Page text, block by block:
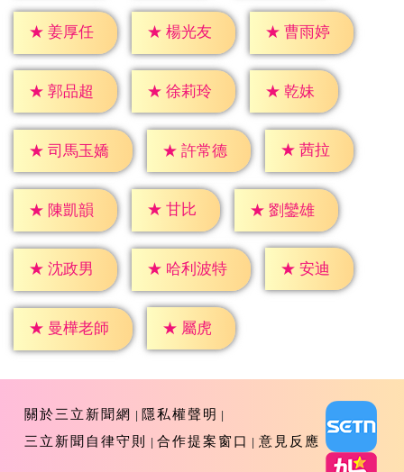
★ 姜厚任 ★ 楊光友 ★ 曹雨婷
★ 郭品超 ★ 徐莉玲 ★ 乾妹
★ 司馬玉嬌 ★ 許常德 ★ 茜拉
★ 陳凱韻 ★ 甘比 ★ 劉鑾雄
★ 沈政男 ★ 哈利波特 ★ 安迪
★ 曼樺老師 ★ 屬虎
關於三立新聞網
隱私權聲明
三立新聞自律守則
合作提案窗口 意見反應